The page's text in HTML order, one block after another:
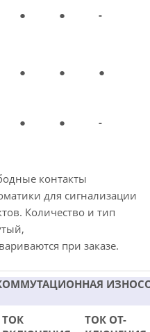
● ● -
● ● ●
● ● -
контакты
для сигнализации
Количество и тип
при заказе.
ТОК
ТОК ОТ-